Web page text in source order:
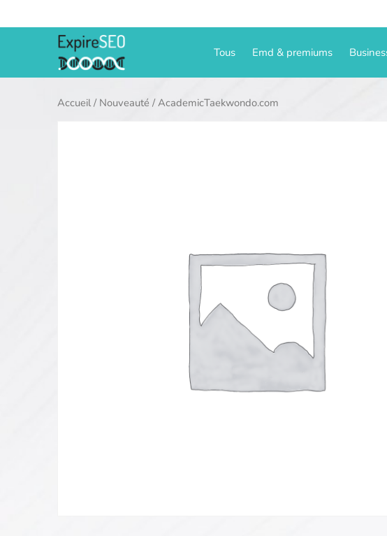
au
Tous Emd & premiums
Accueil/ Nouveauté / AcademicTaekwondo.com